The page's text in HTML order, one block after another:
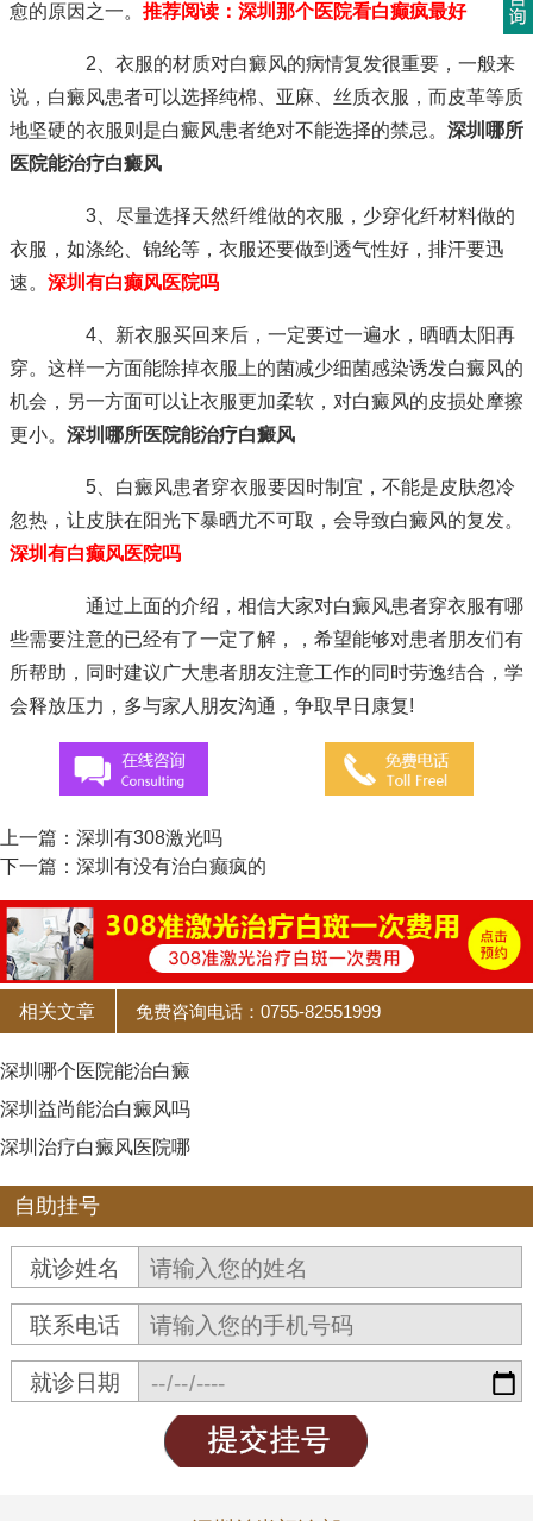
愈的原因之一。 推荐阅读： 深圳那个医院看白癫疯最好
2、衣服的材质对白癜风的病情复发很重要，一般来
说，白癜风患者可以选择纯棉、亚麻、丝质衣服，而皮革等质
地坚硬的衣服则是白癜风患者绝对不能选择的禁忌。 深圳哪所
医院能治疗白癜风
3、尽量选择天然纤维做的衣服，少穿化纤材料做的
衣服，如涤纶、锦纶等，衣服还要做到透气性好，排汗要迅
速。 深圳有白癫风医院吗
4、新衣服买回来后，一定要过一遍水，晒晒太阳再
穿。这样一方面能除掉衣服上的菌减少细菌感染诱发白癜风的
机会，另一方面可以让衣服更加柔软，对白癜风的皮损处摩擦
更小。 深圳哪所医院能治疗白癜风
5、白癜风患者穿衣服要因时制宜，不能是皮肤忽冷
忽热，让皮肤在阳光下暴晒尤不可取，会导致白癜风的复发。
深圳有白癫风医院吗
通过上面的介绍，相信大家对白癜风患者穿衣服有哪
些需要注意的已经有了一定了解，，希望能够对患者朋友们有
所帮助，同时建议广大患者朋友注意工作的同时劳逸结合，学
会释放压力，多与家人朋友沟通，争取早日康复!
上一篇： 深圳有308激光吗
下一篇： 深圳有没有治白癫疯的
相关文章 免费咨询电话：0755-82551999
深圳哪个医院能治白癜
深圳益尚能治白癜风吗
深圳治疗白癜风医院哪
自助挂号
就诊姓名
联系电话
就诊日期